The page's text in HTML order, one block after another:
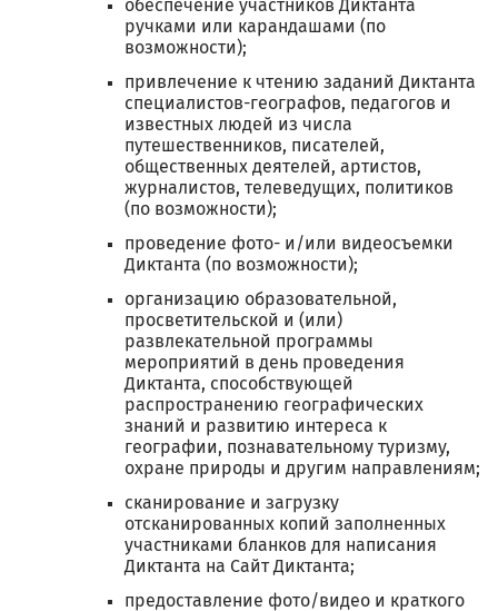
обеспечение участников Диктанта
ручками или карандашами (по
возможности);
привлечение к чтению заданий Диктанта
специалистов-географов, педагогов и
известных людей из числа
путешественников, писателей,
общественных деятелей, артистов,
журналистов, телеведущих, политиков
(по возможности);
проведение фото- и/или видеосъемки
Диктанта (по возможности);
организацию образовательной,
просветительской и (или)
развлекательной программы
мероприятий в день проведения
Диктанта, способствующей
распространению географических
знаний и развитию интереса к
географии, познавательному туризму,
охране природы и другим направлениям;
сканирование и загрузку
отсканированных копий заполненных
участниками бланков для написания
Диктанта на Сайт Диктанта;
предоставление фото/видео и краткого